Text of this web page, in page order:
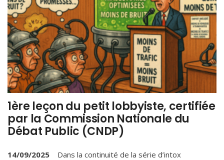
1ère leçon du petit lobbyiste, certifiée
par la Commission Nationale du
Débat Public (CNDP)
14/09/2025
Dans la continuité de la série d’intox